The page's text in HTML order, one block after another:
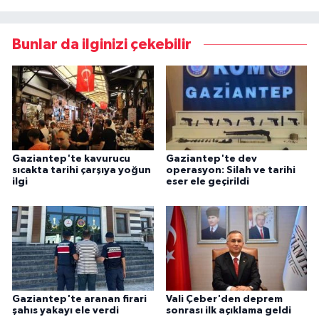
Bunlar da ilginizi çekebilir
Gaziantep'te kavurucu
sıcakta tarihi çarşıya yoğun
ilgi
Gaziantep'te dev
operasyon: Silah ve tarihi
eser ele geçirildi
Gaziantep'te aranan firari
şahıs yakayı ele verdi
Vali Çeber'den deprem
sonrası ilk açıklama geldi